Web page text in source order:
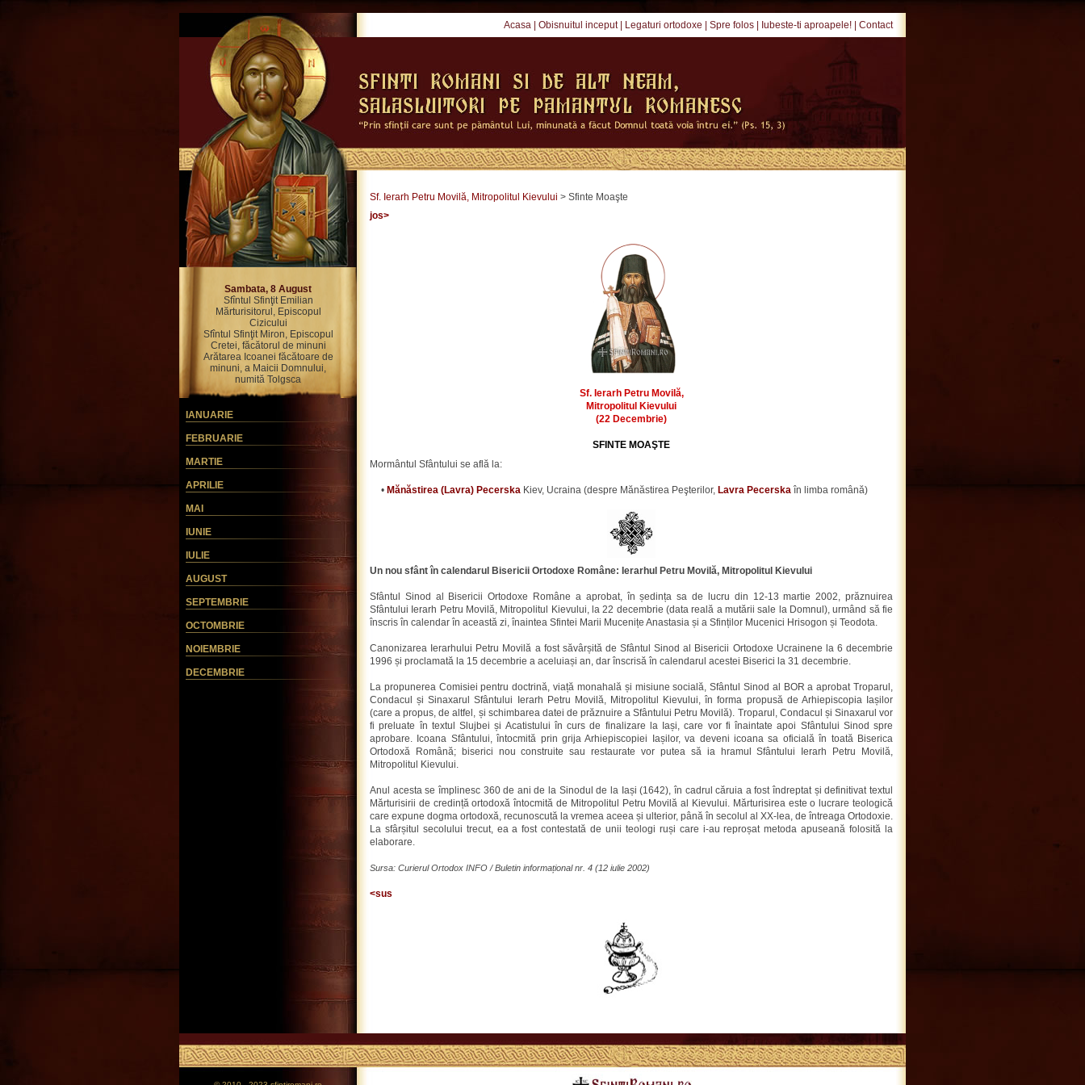
Acasa Obisnuitul inceput| Legaturi ortodoxe Spre folos Iubeste-ti aproapele! Contact
Sambata, 8 August
Sfîntul Sfinţit Emilian
Mărturisitorul, Episcopul
Cizicului
Sfîntul Sfinţit Miron, Episcopul
Cretei, făcătorul de minuni
Arătarea Icoanei făcătoare de
minuni, a Maicii Domnului,
numită Tolgsca
IANUARIE
FEBRUARIE
MARTIE
APRILIE
MAI
IUNIE
IULIE
AUGUST
SEPTEMBRIE
OCTOMBRIE
NOIEMBRIE
DECEMBRIE
Sf. Ierarh Petru Movilă, Mitropolitul Kievului > Sfinte Moaşte
jos>
Sf. Ierarh Petru Movilă,
Mitropolitul Kievului
(22 Decembrie)
SFINTE MOAŞTE
Mormântul Sfântului se află la:
• Mănăstirea (Lavra) Pecerska Kiev, Ucraina (despre Mănăstirea Peşterilor, Lavra Pecerska în limba română)
Un nou sfânt în calendarul Bisericii Ortodoxe Române: Ierarhul Petru Movilă, Mitropolitul Kievului
Sfântul Sinod al Bisericii Ortodoxe Române a aprobat, în ședința sa de lucru din 12-13 martie 2002, prăznuirea
Sfântului Ierarh Petru Movilă, Mitropolitul Kievului, la 22 decembrie (data reală a mutării sale la Domnul), urmând să fie
înscris în calendar în această zi, înaintea Sfintei Marii Mucenițe Anastasia și a Sfinților Mucenici Hrisogon și Teodota.
Canonizarea Ierarhului Petru Movilă a fost săvârșită de Sfântul Sinod al Bisericii Ortodoxe Ucrainene la 6 decembrie
1996 și proclamată la 15 decembrie a aceluiași an, dar înscrisă în calendarul acestei Biserici la 31 decembrie.
La propunerea Comisiei pentru doctrină, viață monahală și misiune socială, Sfântul Sinod al BOR a aprobat Troparul,
Condacul și Sinaxarul Sfântului Ierarh Petru Movilă, Mitropolitul Kievului, în forma propusă de Arhiepiscopia Iașilor
(care a propus, de altfel, și schimbarea datei de prăznuire a Sfântului Petru Movilă). Troparul, Condacul și Sinaxarul vor
fi preluate în textul Slujbei și Acatistului în curs de finalizare la Iași, care vor fi înaintate apoi Sfântului Sinod spre
aprobare. Icoana Sfântului, întocmită prin grija Arhiepiscopiei Iașilor, va deveni icoana sa oficială în toată Biserica
Ortodoxă Română; biserici nou construite sau restaurate vor putea să ia hramul Sfântului Ierarh Petru Movilă,
Mitropolitul Kievului.
Anul acesta se împlinesc 360 de ani de la Sinodul de la Iași (1642), în cadrul căruia a fost îndreptat și definitivat textul
Mărturisirii de credință ortodoxă întocmită de Mitropolitul Petru Movilă al Kievului. Mărturisirea este o lucrare teologică
care expune dogma ortodoxă, recunoscută la vremea aceea și ulterior, până în secolul al XX-lea, de întreaga Ortodoxie.
La sfârșitul secolului trecut, ea a fost contestată de unii teologi ruși care i-au reproșat metoda apuseană folosită la
elaborare.
Sursa: Curierul Ortodox INFO / Buletin informațional nr. 4 (12 iulie 2002)
<sus